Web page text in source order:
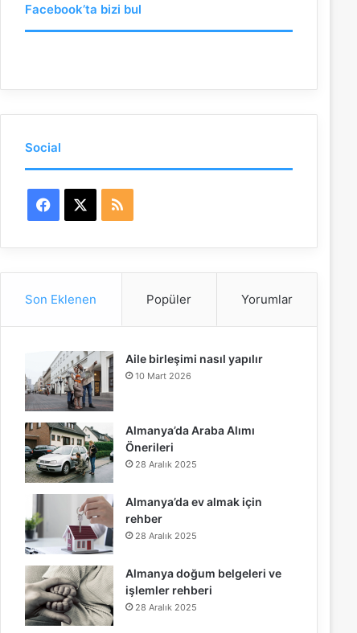
Facebook’ta bizi bul
Social
F
c
e
o
o
k
R
S
Son Eklenen Popüler Yorumlar
Aile birleşimi nasıl yapılır
10 Mart 2026
Almanya’da Araba Alımı
Önerileri
28 Aralık 2025
Almanya’da ev almak için
rehber
28 Aralık 2025
Almanya doğum belgeleri ve
işlemler rehberi
28 Aralık 2025